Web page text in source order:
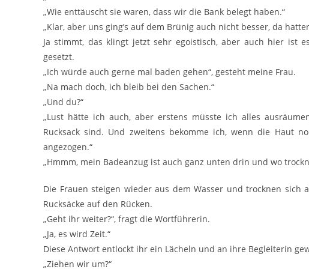
„Wie enttäuscht sie waren, dass wir die Bank belegt haben.“
„Klar, aber uns ging’s auf dem Brünig auch nicht besser, da
Ja stimmt, das klingt jetzt sehr egoistisch, aber auch hier ist
gesetzt.
„Ich würde auch gerne mal baden gehen“, gesteht meine Frau.
„Na mach doch, ich bleib bei den Sachen.“
„Und du?“
„Lust hätte ich auch, aber erstens müsste ich alles
Rucksack sind. Und zweitens bekomme ich, wenn die Haut
angezogen.“
„Hmmm, mein Badeanzug ist auch ganz unten drin und wo
Die Frauen steigen wieder aus dem Wasser und trocknen
Rucksäcke auf den Rücken.
„Geht ihr weiter?“, fragt die Wortführerin.
„Ja, es wird Zeit.“
Diese Antwort entlockt ihr ein Lächeln und an ihre Begleiterin
„Ziehen wir um?“